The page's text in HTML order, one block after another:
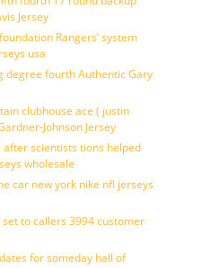
Jersey
Rangers’ system
usa
degree fourth Authentic Gary
clubhouse ace ( justin
Johnson Jersey
after scientists tions helped
wholesale
car new york nike nfl jerseys
set to callers 3994 customer
for someday hall of